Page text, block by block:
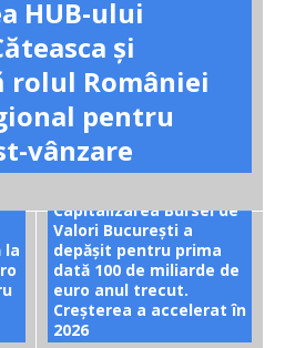
HUB-ului
și
rolul României
pentru
vânzare
la
Capitalizarea Bursei de
Valori București a
depășit pentru prima
dată 100 de miliarde de
euro anul trecut.
Creșterea a accelerat în
2026